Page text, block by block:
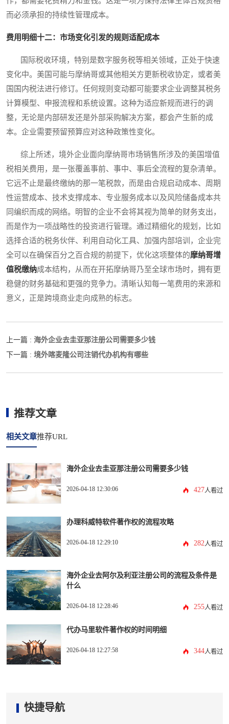
而必须承担的持续性管理成本。
费用明细十二：市场变化引发的规则适配成本
国际税收环境，特别是数字服务税等相关领域，正处于快速
变化中。美国可能与摩纳哥或其他相关方更新税收协定，或者美
国国内税法进行修订。任何规则变动都可能要求企业调整其税务
计算模型、申报流程和系统设置。这种为适应新规而进行的调
整，无论是内部研发还是外部采购解决方案，都会产生新的成
本。企业需要预留预算应对这种政策性变化。
综上所述，境外企业面向摩纳哥市场销售所涉及的美国增值
税相关费用，是一张覆盖事前、事中、事后全流程的复杂清单。
它远不止是最终缴纳的那一笔税款，而是由合规启动成本、周期
性运营成本、技术支撑成本、专业服务成本以及风险储备成本共
同编织而成的网络。明智的企业不会将其视为简单的财务支出，
而是作为一项战略性的投资进行管理。通过精细化的规划，比如
选择合适的税务伙伴、利用自动化工具、加强内部培训，企业完
全可以在确保百分之百合规的前提下，优化这项整体的摩纳哥增
值税缴纳成本结构，从而在开拓摩纳哥乃至全球市场时，拥有更
稳健的财务基础和更强的竞争力。清晰认知每一笔费用的来源和
意义，正是跨境商业走向成熟的标志。
上一篇 : 海外企业去圭亚那注册公司需要多少钱
下一篇 : 境外喀麦隆公司注销代办机构有哪些
推荐文章
相关文章推荐URL
海外企业去圭亚那注册公司需要多少钱
2026-04-18 12:30:06 427人看过
办理科威特软件著作权的流程攻略
2026-04-18 12:29:10 282人看过
海外企业去阿尔及利亚注册公司的流程及条件是
什么
2026-04-18 12:28:46 255人看过
代办马里软件著作权的时间明细
2026-04-18 12:27:58 344人看过
快捷导航